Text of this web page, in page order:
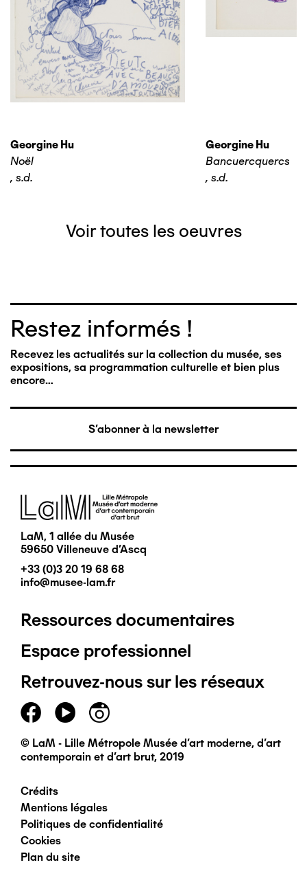
Georgine Hu
Noël
, s.d.
Georgine Hu
Bancuercquercs
, s.d.
Voir toutes les oeuvres
Restez informés !
Recevez les actualités sur la collection du musée, ses
expositions, sa programmation culturelle et bien plus
encore…
S'abonner à la newsletter
Image
LaM, 1 allée du Musée
59650 Villeneuve d'Ascq
+33 (0)3 20 19 68 68
info@musee-lam.fr
Pied
de
page
principal
Ressources documentaires
Espace professionnel
Retrouvez-nous sur les réseaux
© LaM - Lille Métropole Musée d'art moderne, d'art
contemporain et d'art brut, 2019
Pied
de
page
Crédits
Mentions légales
Politiques de confidentialité
Cookies
Plan du site